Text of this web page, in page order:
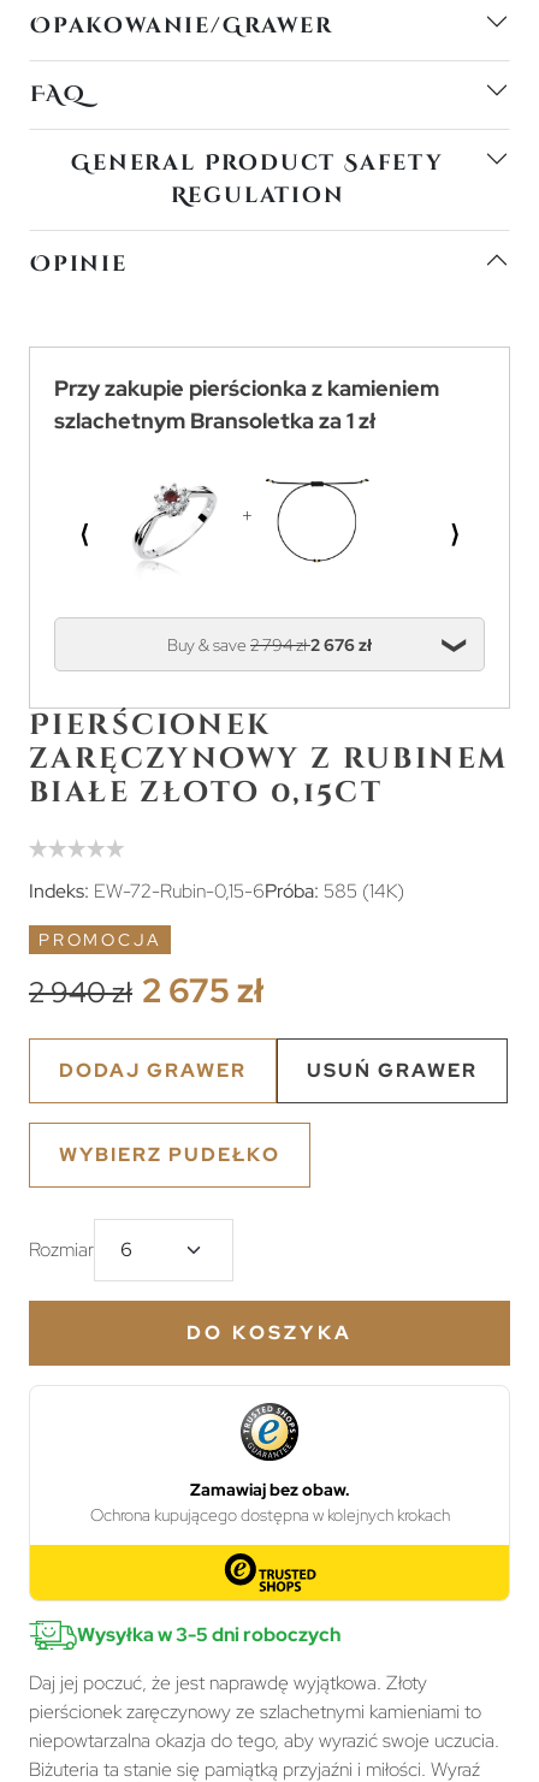
Opakowanie/Grawer
FAQ
General Product Safety
Regulation
Opinie
Przy zakupie pierścionka z kamieniem
szlachetnym Bransoletka za 1 zł
⟨ ⟩
Buy & save 2 794 zł2 676 zł
Pierścionek
zaręczynowy z rubinem
białe złoto 0,15ct
Indeks: EW-72-Rubin-0,15-6Próba: 585 (14K)
PROMOCJA
2 940 zł 2 675 zł
DODAJ GRAWER USUŃ GRAWER
WYBIERZ PUDEŁKO
Rozmiar
DO KOSZYKA
Wysyłka w 3-5 dni roboczych
Daj jej poczuć, że jest naprawdę wyjątkowa. Złoty
pierścionek zaręczynowy ze szlachetnymi kamieniami to
niepowtarzalna okazja do tego, aby wyrazić swoje uczucia.
Biżuteria ta stanie się pamiątką przyjaźni i miłości. Wyraź